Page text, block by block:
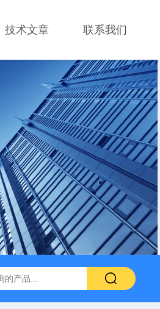
技术文章 联系我们
砂基透水砖透水速率试验装置